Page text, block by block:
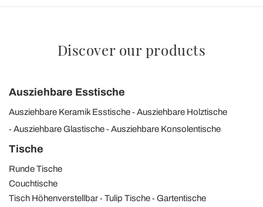
Discover our products
Ausziehbare Esstische
Ausziehbare Keramik Esstische
Ausziehbare Holztische
Ausziehbare Glastische
Ausziehbare Konsolentische
Tische
Runde Tische
Couchtische
Tisch Höhenverstellbar
Tulip Tische Gartentische